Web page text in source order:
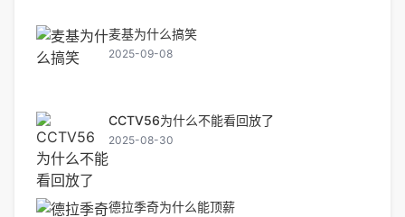
麦基为什么搞笑
2025-09-08
CCTV56为什么不能看回放了
2025-08-30
德拉季奇为什么能顶薪